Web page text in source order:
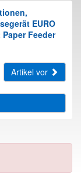
EURO
Feeder
Artikel vor